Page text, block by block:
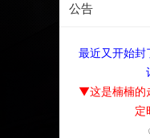
公告
最近又开始封
▼这是楠楠的
定